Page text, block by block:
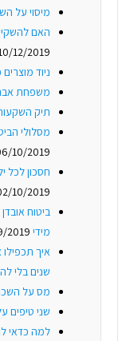
מיסוי על
האם
12/2019
ניוד מוצרים
משפחת
תיק
מסלולי
10/2019
חסכון לכל
10/2019
ביטוח
מידי 2019
שנים בלי
מס על
שני טיפים
למה כדאי